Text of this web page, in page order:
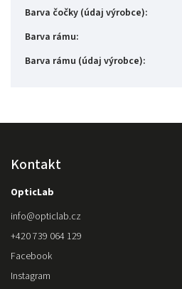
Barva čočky (údaj výrobce):
Barva rámu:
Barva rámu (údaj výrobce):
Kontakt
OpticLab
info@opticlab.cz
+420 739 064 129
Facebook
Instagram